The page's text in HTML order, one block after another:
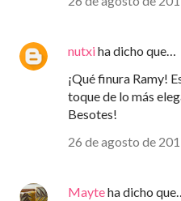
nutxiha dicho que…
¡Qué finura Ramy!
toque de lo más
Besotes!
26 de agosto de
Mayteha dicho